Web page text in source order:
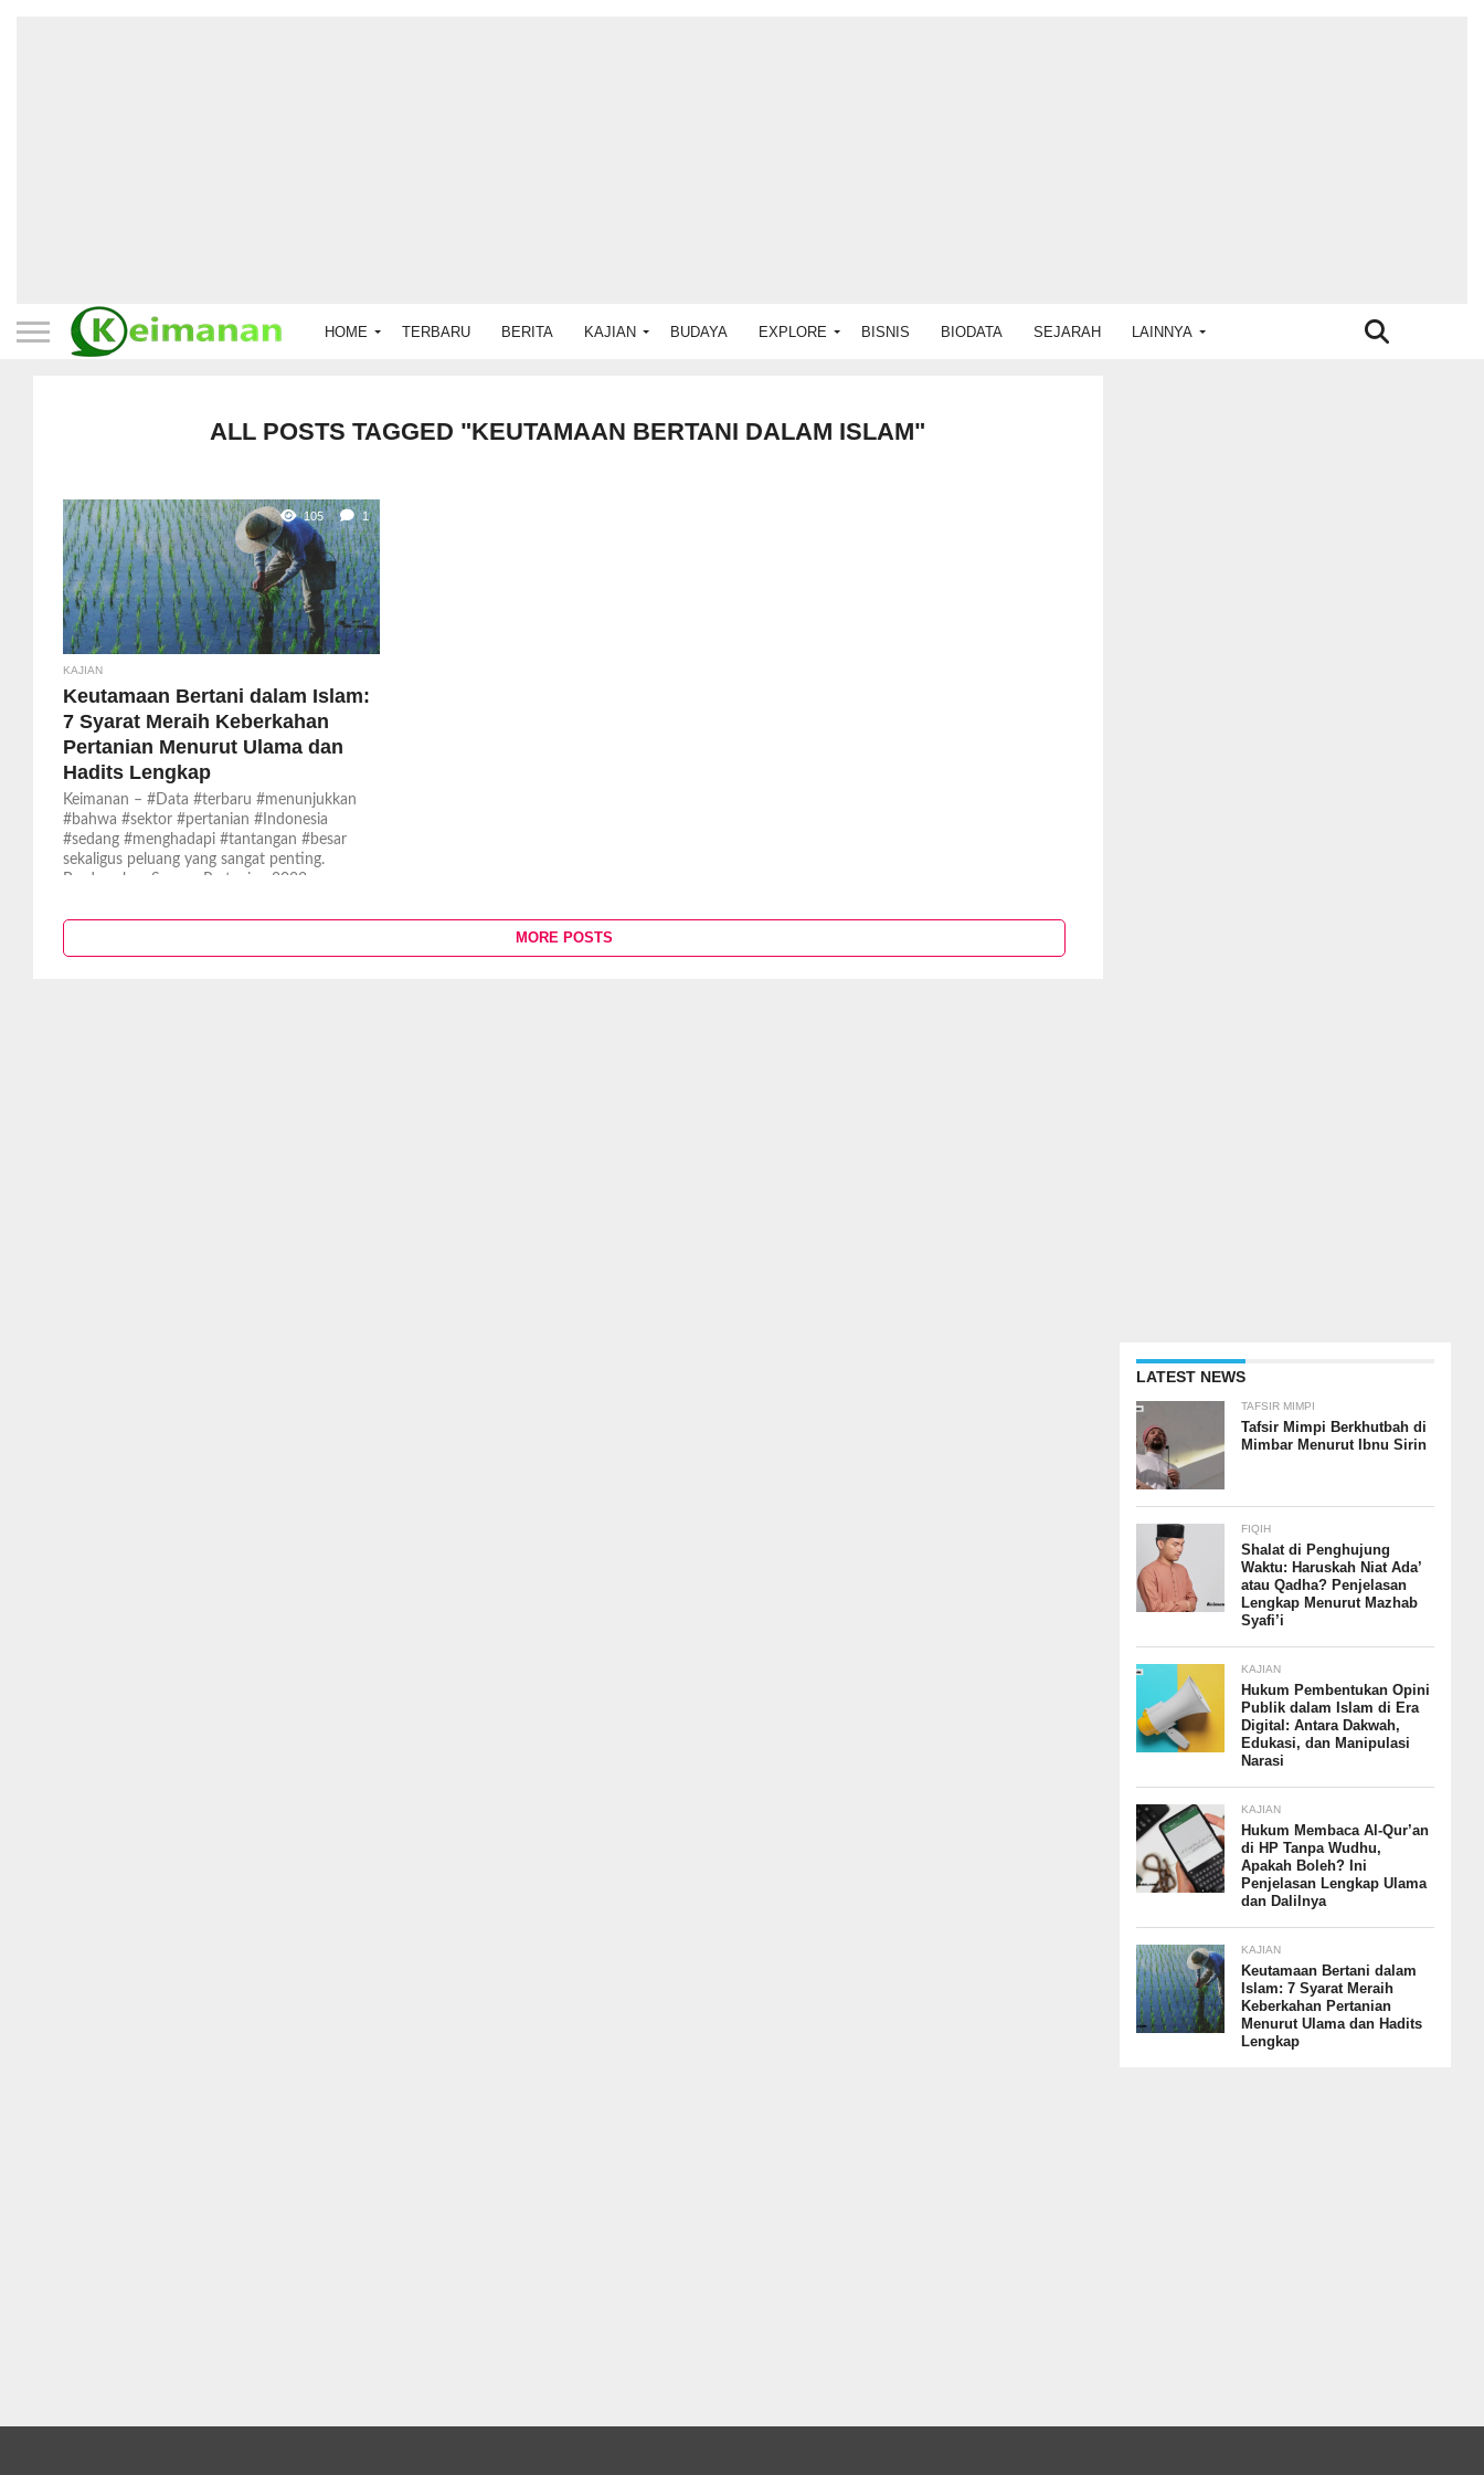
HOME TERBARU BERITA KAJIAN BUDAYA EXPLORE BISNIS BIODATA SEJARAH LAINNYA
ALL POSTS TAGGED "KEUTAMAAN BERTANI DALAM ISLAM"
105 1
KAJIAN
Keutamaan Bertani dalam Islam:
7 Syarat Meraih Keberkahan
Pertanian Menurut Ulama dan
Hadits Lengkap
Keimanan – #Data #terbaru #menunjukkan
#bahwa #sektor #pertanian #Indonesia
#sedang #menghadapi #tantangan #besar
sekaligus peluang yang sangat penting.
Berdasarkan Sensus Pertanian 2023...
MORE POSTS
LATEST NEWS
TAFSIR MIMPI
Tafsir Mimpi Berkhutbah di
Mimbar Menurut Ibnu Sirin
FIQIH
Shalat di Penghujung
Waktu: Haruskah Niat Ada’
atau Qadha? Penjelasan
Lengkap Menurut Mazhab
Syafi’i
KAJIAN
Hukum Pembentukan Opini
Publik dalam Islam di Era
Digital: Antara Dakwah,
Edukasi, dan Manipulasi
Narasi
KAJIAN
Hukum Membaca Al-Qur’an
di HP Tanpa Wudhu,
Apakah Boleh? Ini
Penjelasan Lengkap Ulama
dan Dalilnya
KAJIAN
Keutamaan Bertani dalam
Islam: 7 Syarat Meraih
Keberkahan Pertanian
Menurut Ulama dan Hadits
Lengkap